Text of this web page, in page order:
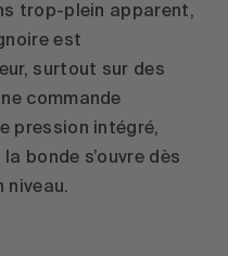
trop-plein apparent,
est
surtout sur des
commande
pression intégré,
bonde s’ouvre dès
niveau.